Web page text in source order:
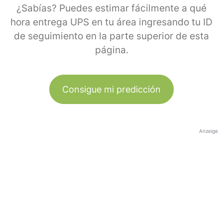
¿Sabías? Puedes estimar fácilmente a qué
hora entrega UPS en tu área ingresando tu ID
de seguimiento en la parte superior de esta
página.
Consigue mi predicción
Anzeige